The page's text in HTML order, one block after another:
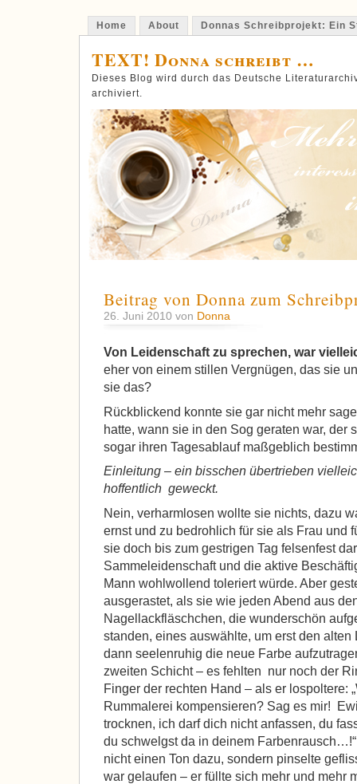
Home About Donnas Schreibprojekt: Ein
TEXT! Donna schreibt …
Dieses Blog wird durch das Deutsche
archiviert.
Beitrag von Donna zum
26. Juni 2010 von Donna
Von Leidenschaft zu sprechen, war
eher von einem stillen Vergnügen, das sie
sie das?
Rückblickend konnte sie gar nicht mehr
hatte, wann sie in den Sog geraten war, der
sogar ihren Tagesablauf maßgeblich
Einleitung – ein bisschen übertrieben
hoffentlich geweckt.
Nein, verharmlosen wollte sie nichts, dazu
ernst und zu bedrohlich für sie als Frau und
sie doch bis zum gestrigen Tag felsenfest
Sammeleidenschaft und die aktive
Mann wohlwollend toleriert würde. Aber
ausgerastet, als sie wie jeden Abend aus
Nagellackfläschchen, die wunderschön
standen, eines auswählte, um erst den alten
dann seelenruhig die neue Farbe
zweiten Schicht – es fehlten nur noch der
Finger der rechten Hand – als er lospoltere:
Rummalerei kompensieren? Sag es mir!
trocknen, ich darf dich nicht anfassen, du
du schwelgst da in deinem
nicht einen Ton dazu, sondern pinselte
war gelaufen – er füllte sich mehr und mehr